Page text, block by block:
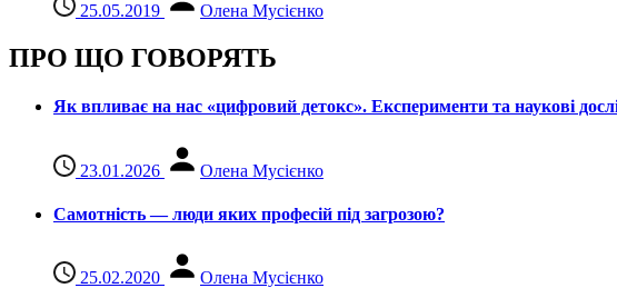
25.05.2019 Олена Мусієнко
ПРО ЩО ГОВОРЯТЬ
Як впливає на нас «цифровий детокс». Експерименти та наукові
23.01.2026 Олена Мусієнко
Самотність — люди яких професій під загрозою?
25.02.2020 Олена Мусієнко